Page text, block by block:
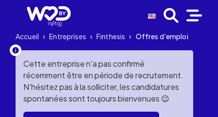
Accueil › Entreprises › Finthesis › Offres d'emploi
Cette entreprise n'a pas confirmé
récemment être en période de recrutement.
N'hésitez pas à la solliciter, les candidatures
spontanées sont toujours bienvenues 😉